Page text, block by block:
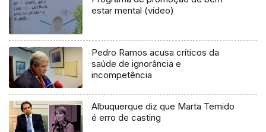
estar mental (vídeo)
Pedro Ramos acusa críticos da
saúde de ignorância e
incompetência
Albuquerque diz que Marta Temido
é erro de casting